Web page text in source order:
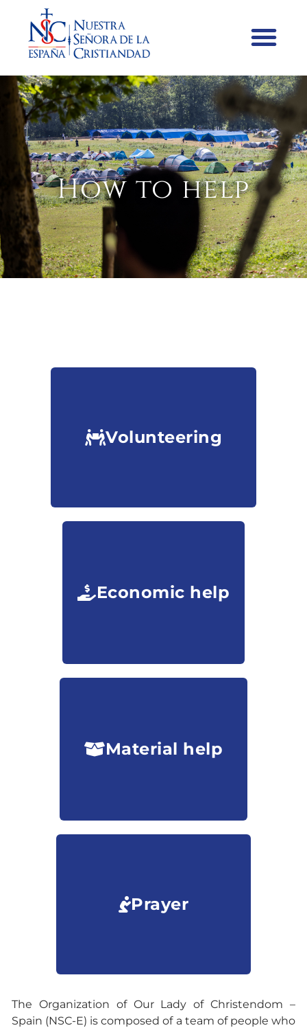
How to help
Volunteering
Economic help
Material help
Prayer
The Organization of Our Lady of Christendom –
Spain (NSC-E) is composed of a team of people who